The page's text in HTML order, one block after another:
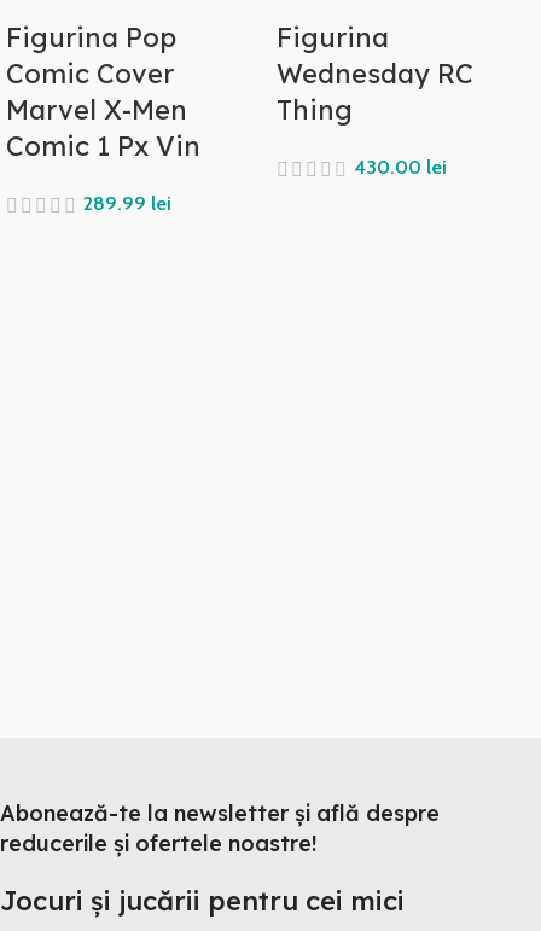
Figurina Pop
Comic Cover
Marvel X-Men
Comic 1 Px Vin
lei
Figurina
Wednesday RC
Thing
lei
Abonează-te la newsletter și află despre
reducerile și ofertele noastre!
Jocuri și jucării pentru cei mici